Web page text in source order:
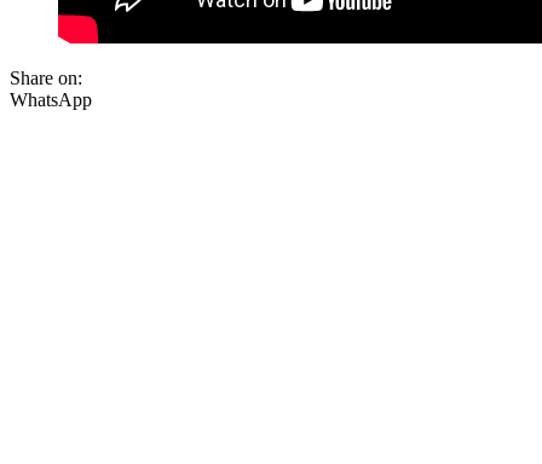
Share on:
WhatsApp